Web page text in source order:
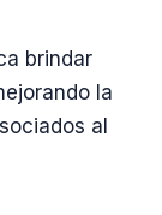
brindar
la
al